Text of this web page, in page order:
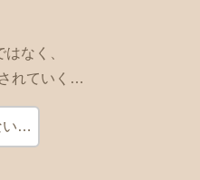
なく、
れていく…
い…